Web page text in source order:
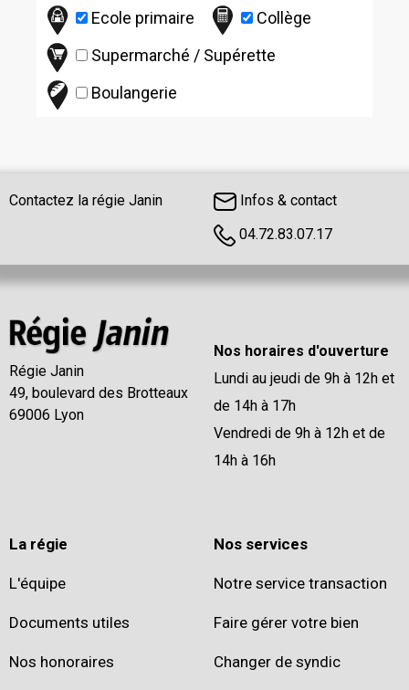
Ecole primaire
Collège
Supermarché / Supérette
Boulangerie
Contactez la régie Janin
Infos & contact
04.72.83.07.17
Régie Janin
49, boulevard des Brotteaux
69006 Lyon
Nos horaires d'ouverture
Lundi au jeudi de 9h à 12h et
de 14h à 17h
Vendredi de 9h à 12h et de
14h à 16h
La régie
L'équipe
Documents utiles
Nos honoraires
Nos services
Notre service transaction
Faire gérer votre bien
Changer de syndic